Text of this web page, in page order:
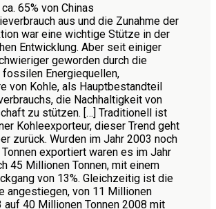
65% von Chinas
aus und die Zunahme der
war eine wichtige Stütze in der
Entwicklung. Aber seit einiger
geworden durch die
fossilen Energiequellen,
von Kohle, als Hauptbestandteil
die Nachhaltigkeit von
zu stützen. […] Traditionell ist
Kohleexporteur, dieser Trend geht
zurück. Wurden im Jahr 2003 noch
exportiert waren es im Jahr
45 Millionen Tonnen, mit einem
von 13%. Gleichzeitig ist die
angestiegen, von 11 Millionen
auf 40 Millionen Tonnen 2008 mit